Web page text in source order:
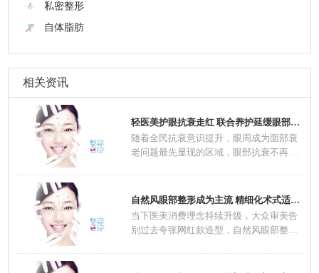
私密整形
自体脂肪
相关资讯
轻医美护眼抗衰走红 联合养护延缓眼部肌肤老
随着全民抗衰意识提升，眼周成为面部衰
老问题最先显现的区域，眼部抗衰不再是
自然风眼部整形成为主流 精细化术式适配不同
当下医美消费理念持续升级，大众审美告
别过去夸张网红款造型，自然风眼部整形